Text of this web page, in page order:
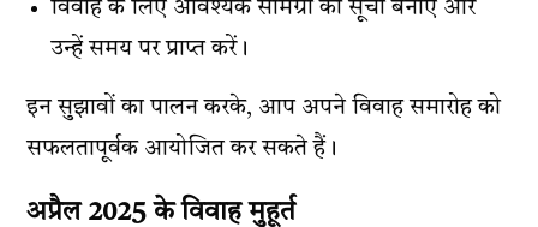
विवाह के लिए आवश्यक सामग्री की सूची बनाएं और
उन्हें समय पर प्राप्त करें।
इन सुझावों का पालन करके, आप अपने विवाह समारोह को
सफलतापूर्वक आयोजित कर सकते हैं।
अप्रैल 2025 के विवाह मुहूर्त